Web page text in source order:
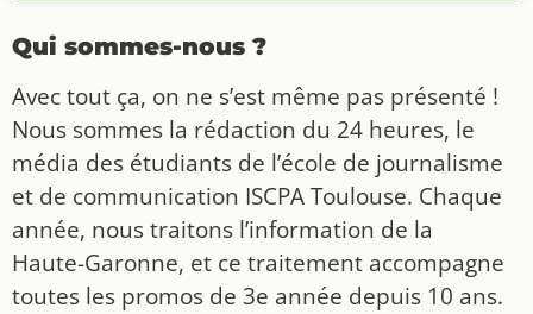
Qui sommes-nous ?
Avec tout ça, on ne s’est même pas présenté !
Nous sommes la rédaction du 24 heures, le
média des étudiants de l’école de journalisme
et de communication ISCPA Toulouse. Chaque
année, nous traitons l’information de la
Haute-Garonne, et ce traitement accompagne
toutes les promos de 3e année depuis 10 ans.